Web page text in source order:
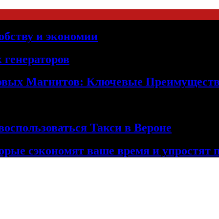
и экономии
Магнитов: Ключевые
Такси в Вероне
сэкономят ваше время и упростят